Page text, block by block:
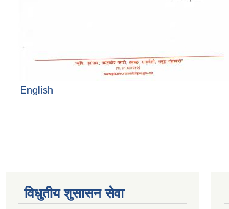
English
विधुतीय शुसासन सेवा